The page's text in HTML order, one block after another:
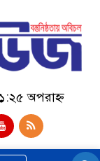
অপরাহ্ন